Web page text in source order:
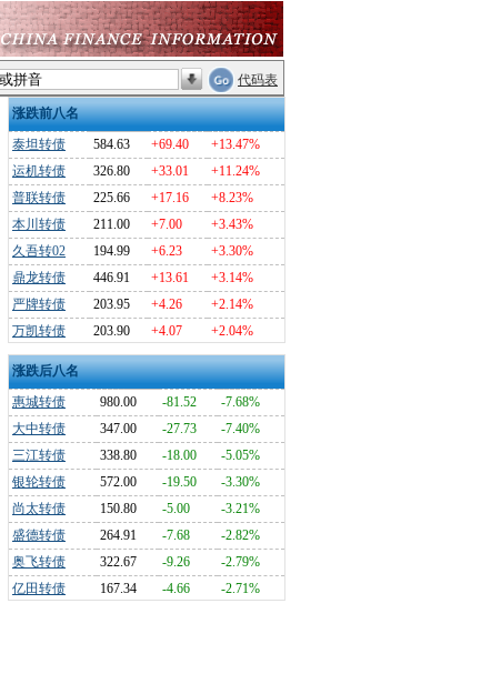
代码表
涨跌前八名
泰坦转债
584.63 +69.40
+13.47%
运机转债
326.80 +33.01
+11.24%
普联转债
225.66 +17.16
+8.23%
本川转债
211.00 +7.00
+3.43%
久吾转02
194.99 +6.23
+3.30%
鼎龙转债
446.91 +13.61
+3.14%
严牌转债
203.95 +4.26
+2.14%
万凯转债
203.90 +4.07 +2.04%
涨跌后八名
惠城转债
980.00 -81.52
-7.68%
大中转债
347.00 -27.73
-7.40%
三江转债
338.80 -18.00
-5.05%
银轮转债
572.00 -19.50
-3.30%
尚太转债
150.80 -5.00
-3.21%
盛德转债
264.91 -7.68
-2.82%
奥飞转债
322.67 -9.26
-2.79%
亿田转债
167.34 -4.66 -2.71%